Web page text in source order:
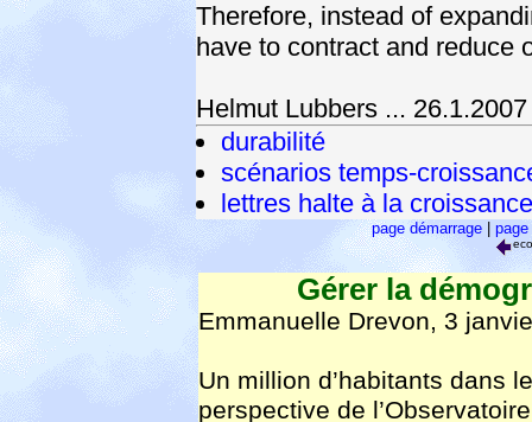
Therefore, instead of
have to contract and reduce
Helmut Lubbers ...
durabilité
scénarios temps-
lettres halte à la
page démarrage
Gérer la
Emmanuelle Drevon, 3
Un million d’habitants dans
perspective de